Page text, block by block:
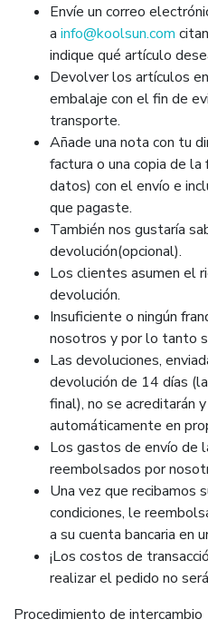
Envíe un correo
a info@koolsun.com
indique qué artículo
Devolver los artículos
embalaje con el fin de
transporte.
Añade una nota con tu
factura o una copia de
datos) con el envío e
que pagaste.
También nos gustaría
devolución(opcional).
Los clientes asumen el
devolución.
Insuficiente o ningún
nosotros y por lo tanto
Las devoluciones,
devolución de 14 días
final), no se acreditarán
automáticamente en
Los gastos de envío de
reembolsados por
Una vez que recibamos
condiciones, le
a su cuenta bancaria en
¡Los costos de
realizar el pedido no
Procedimiento de intercambio